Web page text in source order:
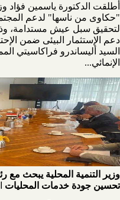
أطلقت الدكتورة ياسمين فؤاد
"حكاوى من ناسها" لدعم
لتحقيق سبل عيش مستدامة،
السيد أليساندرو فراكاسيتي
الإنمائي...
وزير التنمية المحلية يبحث مع
تحسين جودة خدمات المحليات